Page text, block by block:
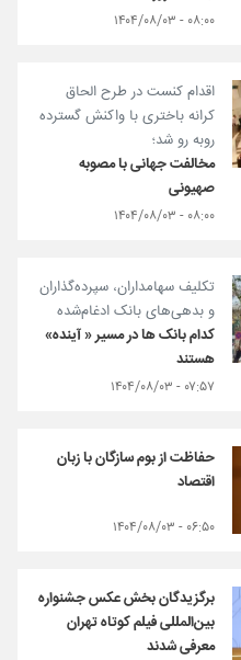
۰۸:۰۰ - ۱۴۰۴/۰۸/۰۳
اقدام کنست در طرح الحاق
کرانه باختری با واکنش گسترده
روبه رو شد؛
مخالفت جهانی با مصوبه
صهیونی
۰۸:۰۰ - ۱۴۰۴/۰۸/۰۳
تکلیف سهامداران، سپرده‌گذاران
و بدهی‌های بانک ادغام‌شده
کدام بانک ها در مسیر « آینده»
هستند
۰۷:۵۷ - ۱۴۰۴/۰۸/۰۳
حفاظت از بوم سازگان با زبان
اقتصاد
۰۶:۵۰ - ۱۴۰۴/۰۸/۰۳
برگزیدگان بخش عکس جشنواره
بین‌المللی فیلم کوتاه تهران
معرفی شدند